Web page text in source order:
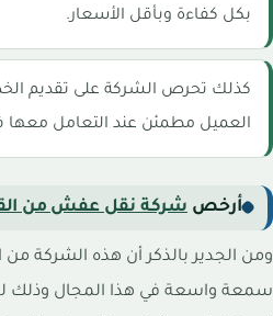
بكل كفاءة وبأقل الأسعار.
كذلك تحرص الشركة على تقديم
العميل مطمئن عند التعامل
أرخص شركة نقل عفش من
ومن الجدير بالذكر أن هذه الشركة
سمعة واسعة في هذا المجال وذلك